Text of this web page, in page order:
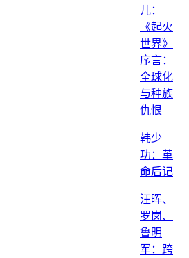
儿：
《起火
世界》
序言：
全球化
与种族
仇恨
韩少
功：革
命后记
汪晖、
罗岗、
鲁明
军：跨